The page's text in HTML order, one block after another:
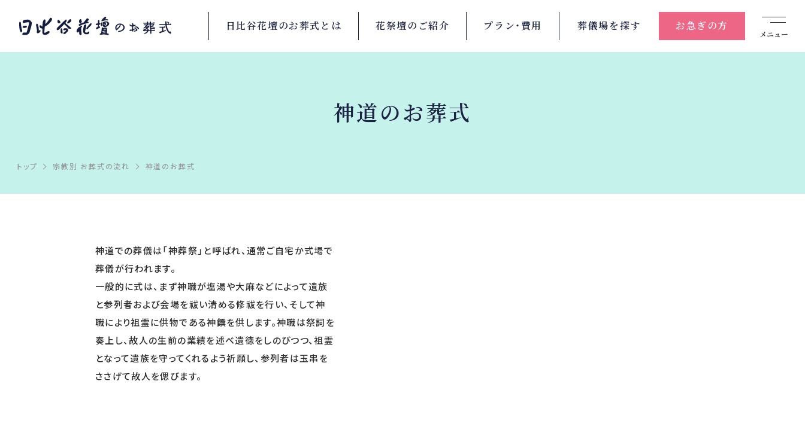
メニュー
日比谷花壇のお葬式とは 花祭壇の ご紹介 プラン・ 費用 葬儀場を探す お急ぎの方
神道のお葬式
トップ 宗教別 お葬式の流れ 神道のお葬式
神道での葬儀は「神葬祭」と呼ばれ、通常ご自宅か式場で
葬儀が行われます。
一般的に式は、まず神職が塩湯や大麻などによって遺族
と参列者および会場を祓い清める修祓を行い、そして神
職により祖霊に供物である神饌を供します。神職は祭詞を
奏上し、故人の生前の業績を述べ遺徳をしのびつつ、祖霊
となって遺族を守ってくれるよう祈願し、参列者は玉串を
ささげて故人を偲びます。